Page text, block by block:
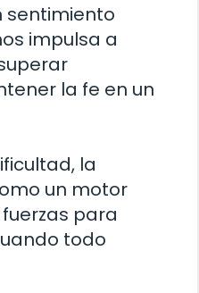
sentimiento
impulsa a
la fe en un
la
un motor
para
todo